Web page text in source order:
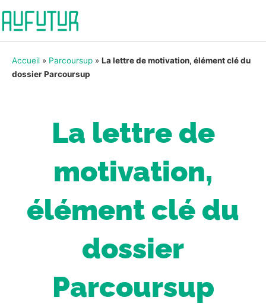
Accueil » Parcoursup » La lettre de motivation, élément clé du
dossier Parcoursup
La lettre de
motivation,
élément clé du
dossier
Parcoursup